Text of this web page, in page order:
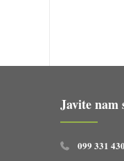
Javite nam
099 331